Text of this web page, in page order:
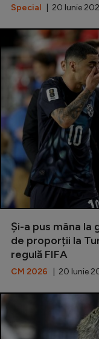
Intră
Special | 20 Iunie
Și-a pus mâna la
de proporții la
regulă FIFA
CM 2026 | 20 Iunie